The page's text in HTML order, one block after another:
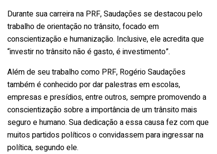
Durante sua carreira na PRF, Saudações se destacou pelo
trabalho de orientação no trânsito, focado em
conscientização e humanização. Inclusive, ele acredita que
“investir no trânsito não é gasto, é investimento”.
Além de seu trabalho como PRF, Rogério Saudações
também é conhecido por dar palestras em escolas,
empresas e presídios, entre outros, sempre promovendo a
conscientização sobre a importância de um trânsito mais
seguro e humano. Sua dedicação a essa causa fez com que
muitos partidos políticos o convidassem para ingressar na
política, segundo ele.